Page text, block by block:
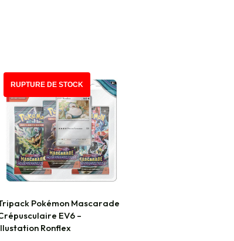
RUPTURE DE STOCK
Pokémon Mascarade
EV6 –
Ronflex